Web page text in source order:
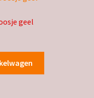
geel